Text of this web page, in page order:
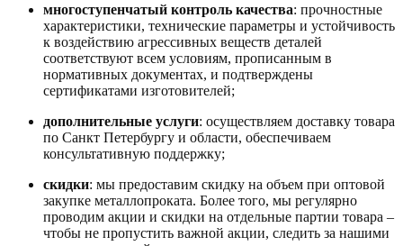
многоступенчатый контроль качества: прочностные
характеристики, технические параметры и устойчивость
к воздействию агрессивных веществ деталей
соответствуют всем условиям, прописанным в
нормативных документах, и подтверждены
сертификатами изготовителей;
дополнительные услуги: осуществляем доставку товара
по Санкт Петербургу и области, обеспечиваем
консультативную поддержку;
скидки: мы предоставим скидку на объем при оптовой
закупке металлопроката. Более того, мы регулярно
проводим акции и скидки на отдельные партии товара –
чтобы не пропустить важной акции, следить за нашими